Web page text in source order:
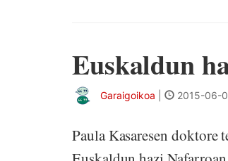
Euskaldun
Garaigoikoa 2015-06-
Paula Kasaresen doktore